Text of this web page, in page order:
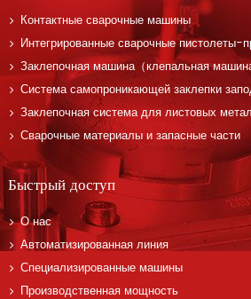
Контактные сварочные машины
Интегрированные сварочные пистолеты-
Заклепочная машина（клепальная машина
Система самопроникающей заклепки
Заклепочная система для листовых
Сварочные материалы и запасные части
Быстрый доступ
О нас
Автоматизированная линия
Специализированные машины
Производственная мощность